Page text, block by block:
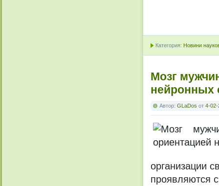
Категория: Новини
Мозг
нейронных
Автор: GLaDos от 4-02-
организации
проявляются